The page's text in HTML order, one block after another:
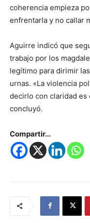
coherencia empieza
enfrentarla y no callar
Aguirre indicó que
trabajo por los
legítimo para dirimir
urnas. «La violencia
decirlo con claridad es
concluyó.
Compartir...